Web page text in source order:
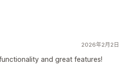
2026年2月2日
and great features!